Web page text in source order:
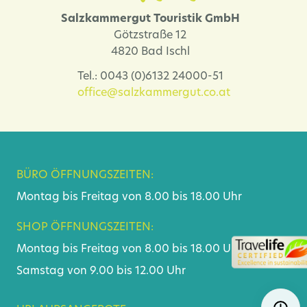
Veranstaltungskalender
Lehár Festival und mehr
Salzkammergut Touristik GmbH
Götzstraße 12
4820 Bad Ischl
Tel.: 0043 (0)6132 24000-51
office@salzkammergut.co.at
BÜRO ÖFFNUNGSZEITEN:
Montag bis Freitag von 8.00 bis 18.00 Uhr
SHOP ÖFFNUNGSZEITEN:
Montag bis Freitag von 8.00 bis 18.00 Uhr
Samstag von 9.00 bis 12.00 Uhr